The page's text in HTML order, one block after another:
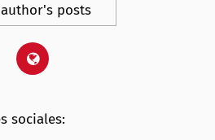
author's posts
sociales: